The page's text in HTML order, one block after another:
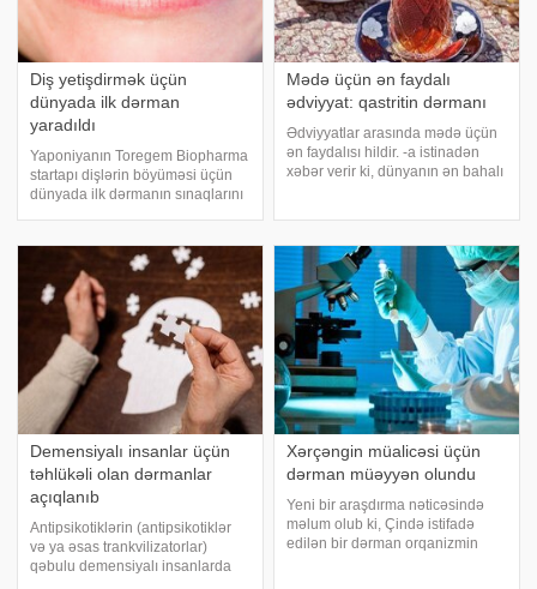
Diş yetişdirmək üçün
dünyada ilk dərman
yaradıldı
Yaponiyanın Toregem Biopharma
startapı dişlərin böyüməsi üçün
dünyada ilk dərmanın sınaqlarını
istinadən xəbər verir ki, bu
dərman, yaradıcılarının iddia
etdiy
Mədə üçün ən faydalı
ədviyyat: qastritin dərmanı
Ədviyyatlar arasında mədə üçün
ən faydalısı hildir. -a istinadən
xəbər verir ki, dünyanın ən bahalı
nadir və qiymətli ədviyyatdır. - Hi
Demensiyalı insanlar üçün
təhlükəli olan dərmanlar
açıqlanıb
Antipsikotiklərin (antipsikotiklər
və ya əsas trankvilizatorlar)
qəbulu demensiyalı insanlarda
Xərçəngin müalicəsi üçün
dərman müəyyən olundu
Yeni bir araşdırma nəticəsində
məlum olub ki, Çində istifadə
edilən bir dərman orqanizmin